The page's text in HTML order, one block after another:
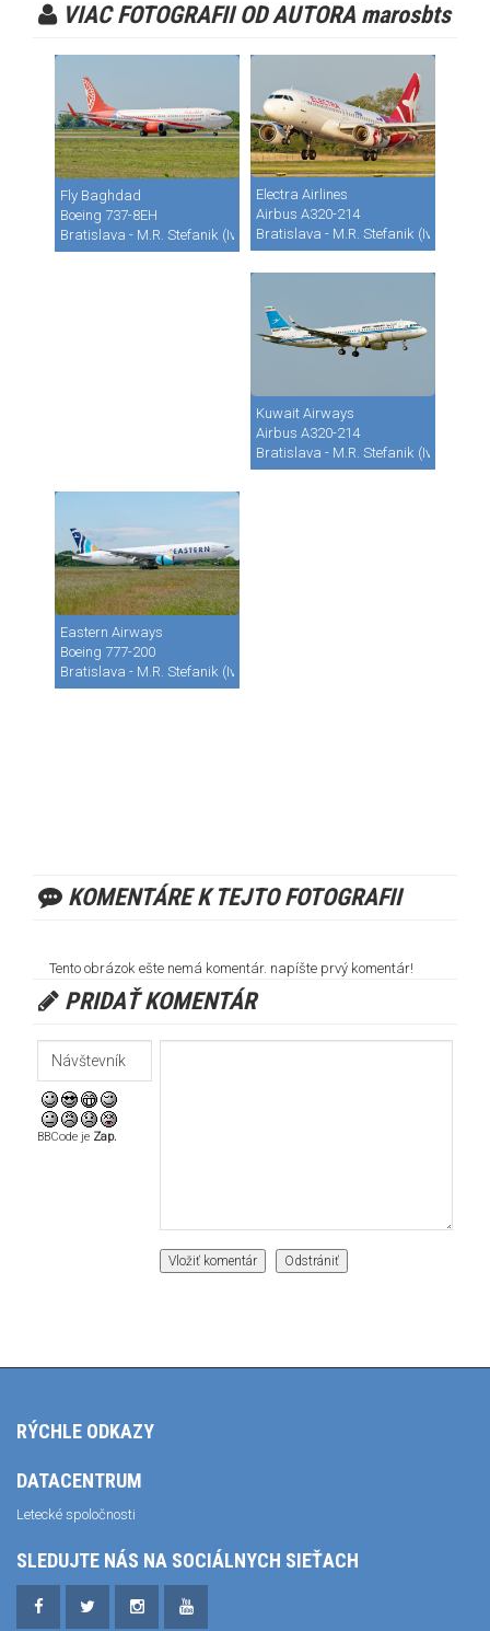
VIAC FOTOGRAFII OD AUTORA marosbts
Fly Baghdad
Boeing 737-8EH
Bratislava - M.R. Stefanik (Ivanka) (BTS / LZIB)
Electra Airlines
Airbus A320-214
Bratislava - M.R. Stefanik (Ivanka)
Kuwait Airways
Airbus A320-214
Bratislava - M.R. Stefanik (Ivanka)
Eastern Airways
Boeing 777-200
Bratislava - M.R. Stefanik (Ivanka) (BTS / LZIB)
KOMENTÁRE K TEJTO FOTOGRAFII
Tento obrázok ešte nemá komentár. napíšte prvý komentár!
PRIDAŤ KOMENTÁR
BBCode je Zap.
RÝCHLE ODKAZY
DATACENTRUM
Letecké spoločnosti
SLEDUJTE NÁS NA SOCIÁLNYCH SIEŤACH